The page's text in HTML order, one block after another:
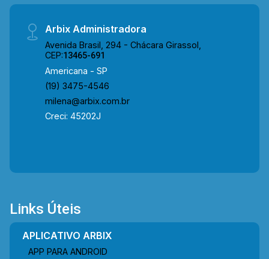
Arbix Administradora
Avenida Brasil, 294 - Chácara Girassol,
CEP:13465-691
Americana - SP
(19) 3475-4546
milena@arbix.com.br
Creci: 45202J
Links Úteis
APLICATIVO ARBIX
APP PARA ANDROID